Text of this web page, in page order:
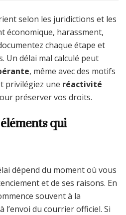
selon les juridictions et les
économique, harassment,
chaque étape et
Un délai mal calculé peut
, même avec des motifs
privilégiez une réactivité
préserver vos droits.
qui
dépend du moment où vous
et de ses raisons. En
souvent à la
du courrier officiel. Si